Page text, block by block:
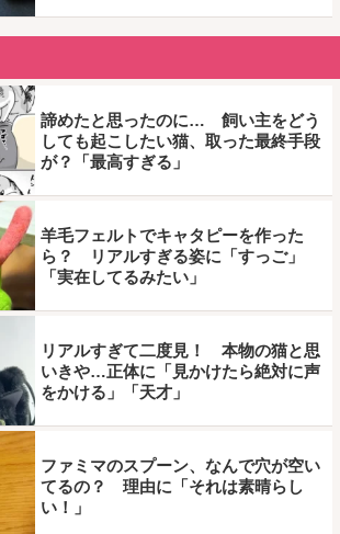
諦めたと思ったのに… 飼い主をどう
しても起こしたい猫、取った最終手段
が？「最高すぎる」
羊毛フェルトでキャタピーを作った
ら？ リアルすぎる姿に「すっご」
「実在してるみたい」
リアルすぎて二度見！ 本物の猫と思
いきや…正体に「見かけたら絶対に声
をかける」「天才」
ファミマのスプーン、なんで穴が空い
てるの？ 理由に「それは素晴らし
い！」